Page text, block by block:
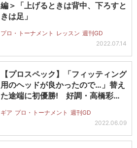
編＞「上げるときは背中、下ろすと
きは足」
プロ・トーナメント レッスン 週刊GD
2022.07.14
【プロスペック】「フィッティング
用のヘッドが良かったので…」替え
た途端に初優勝! 好調・高橋彩華
ギア プロ・トーナメント 週刊GD
2022.06.09